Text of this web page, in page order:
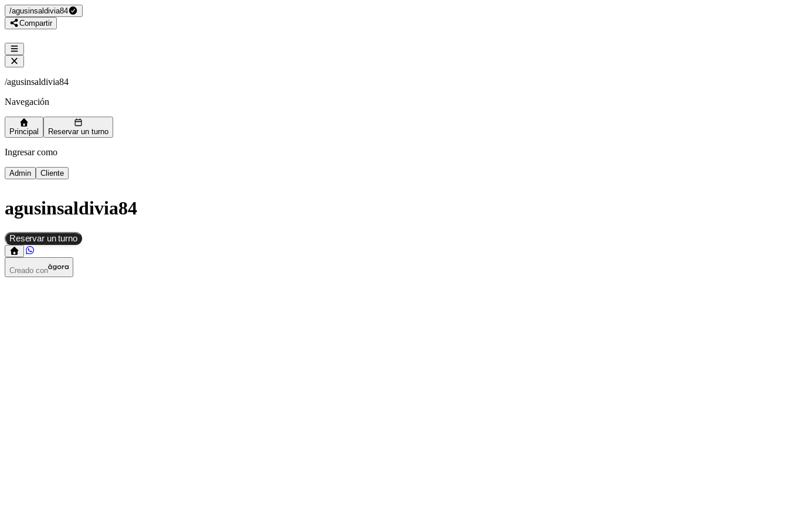
/agusinsaldivia84
Compartir
/agusinsaldivia84
Navegación
Principal Reservar un turno
Ingresar como
Admin Cliente
agusinsaldivia84
Reservar un turno
Creado con